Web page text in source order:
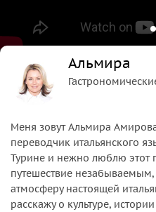
Альмира
Меня зовут Альмира
переводчик итальянского
Турине и нежно люблю этот
путешествие незабываемым,
атмосферу настоящей
расскажу о культуре,